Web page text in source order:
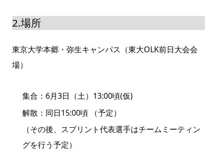
2.場所
東京大学本郷・弥生キャンパス（東大OLK前日大会会
場）
集合：6月3日（土）13:00頃(仮)
解散：同日15:00頃 （予定）
（その後、スプリント代表選手はチームミーティン
グを行う予定）